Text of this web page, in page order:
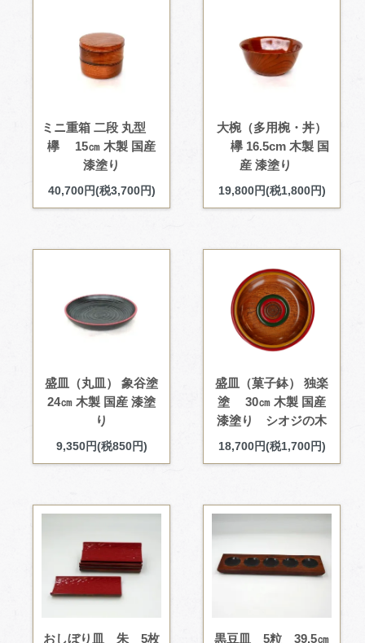
ミニ重箱 二段 丸型
欅 15㎝ 木製 国産
漆塗り
40,700円(税3,700円)
大椀（多用椀・丼）
欅 16.5cm 木製 国
産 漆塗り
19,800円(税1,800円)
盛皿（丸皿） 象谷塗
24㎝ 木製 国産 漆塗
り
9,350円(税850円)
盛皿（菓子鉢） 独楽
塗 30㎝ 木製 国産
漆塗り シオジの木
18,700円(税1,700円)
おしぼり皿 朱 5枚 黒豆皿 5粒 39.5㎝